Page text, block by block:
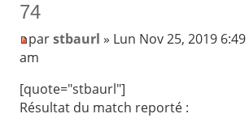
74
parstbaurl » Lun Nov 25, 2019 6:49
am
[quote="stbaurl"]
Résultat du match reporté :